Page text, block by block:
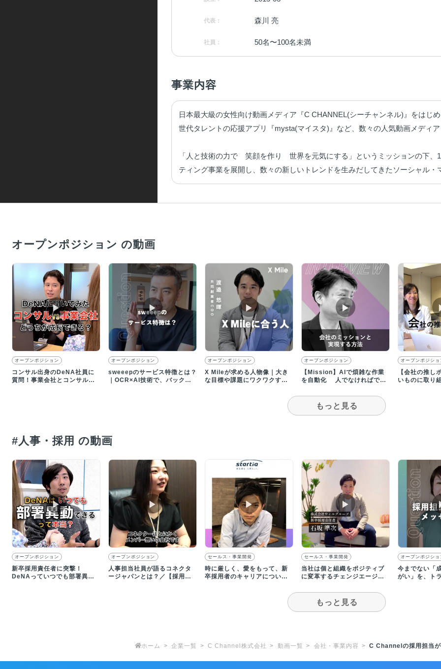
代表： 森川 亮
社員： 50名〜100名未満
事業内容
日本最大級の女性向け動画メディア『C CHANNEL(シーチャンネル)』をはじ
世代タレントの応援アプリ『mysta(マイスタ)』など、数々の人気動画メディ
「人と技術の力で　笑顔を作り　世界を元気にする」というミッションの下
ティング事業を展開し、数々の新しいトレンドを生みだしてきたソーシャル
オープンポジション の動画
▶︎
オープンポジション
コンサル出身のDeNA社員に
質問！事業会社とコンサルど
▶︎
オープンポジション
sweeepのサービス特徴とは？
｜OCR×AI技術で、バックオ
▶︎
オープンポジション
X Mileが求める人物像｜大き
な目標や課題にワクワクする
▶︎
オープンポジション
【Mission】AIで煩雑な作業
を自動化 人でなければでき
オープンポジショ
【会社の推し
いものに取り
もっと見る
#人事・採用 の動画
▶︎
オープンポジション
新卒採用責任者に突撃！
DeNAっていつでも部署異動
▶︎
オープンポジション
人事担当社員が語るコネクタ
ージャパンとは？／【採用動
▶︎
セールス・事業開発
時に厳しく、愛をもって、新
卒採用者のキャリアについて
▶︎
セールス・事業開発
当社は個と組織をポジティブ
に変革するチェンジエージェ
オープンポジショ
今までない「
がい」を、ト
もっと見る
ホーム 企業一覧 C Channel株式会社 動画一覧 会社・事業内容 C Channelの採用担当